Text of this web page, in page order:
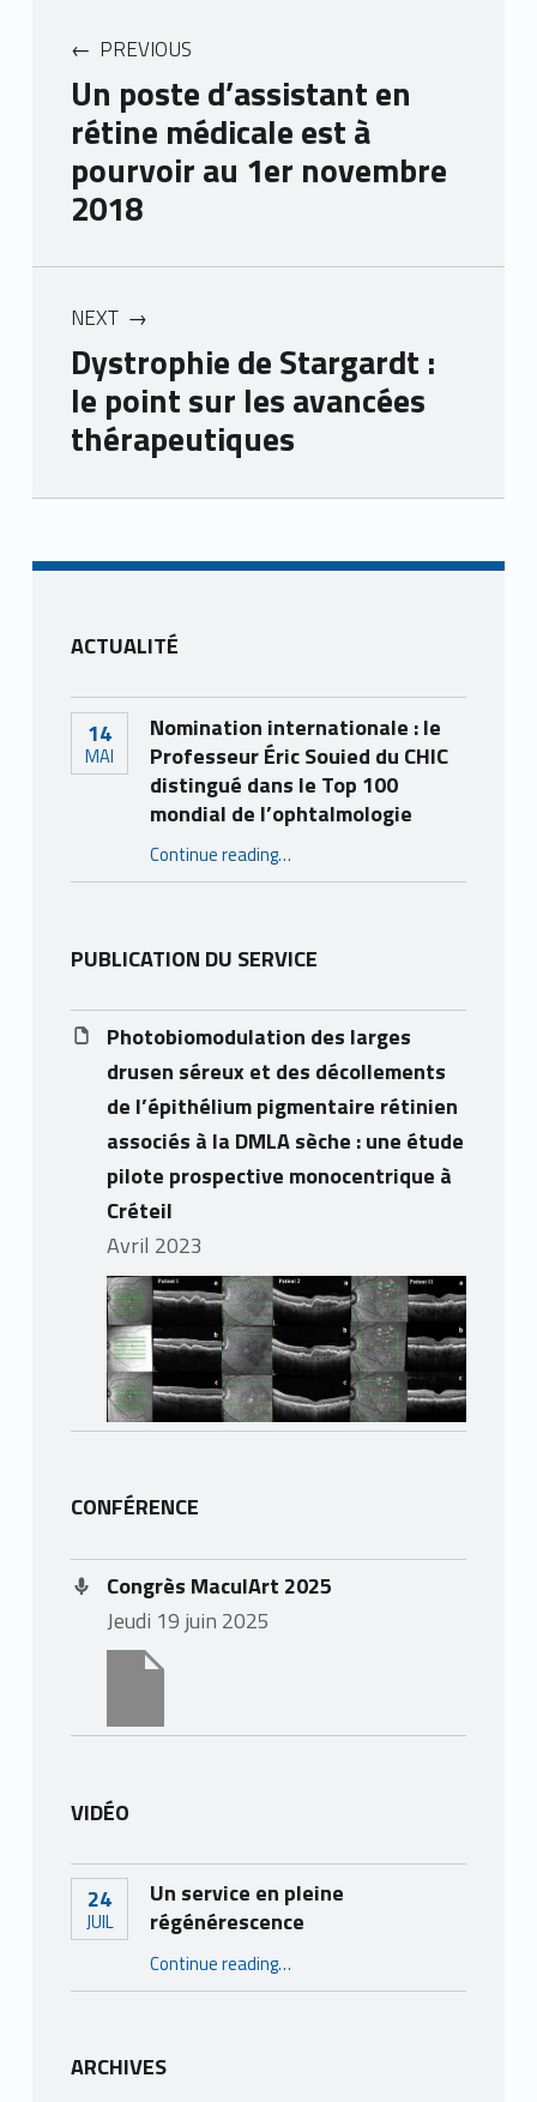
PREVIOUS
Un poste d’assistant en
rétine médicale est à
pourvoir au 1er novembre
2018
NEXT
Dystrophie de Stargardt :
le point sur les avancées
thérapeutiques
Skip back to main navigation
ACTUALITÉ
14
MAI
Nomination internationale : le
Professeur Éric Souied du CHIC
distingué dans le Top 100
mondial de l’ophtalmologie
Continue reading“Nomination internationale : le Professeur Éric Souied du CHIC distingué dans le Top 100 mondial de l’ophtalmologie”
…
PUBLICATION DU SERVICE
Photobiomodulation des larges
drusen séreux et des décollements
de l’épithélium pigmentaire rétinien
associés à la DMLA sèche : une étude
pilote prospective monocentrique à
Créteil
avril 2023
CONFÉRENCE
Congrès MaculArt 2025
jeudi 19 juin 2025
VIDÉO
24
JUIL
Un service en pleine
régénérescence
Continue reading“Un service en pleine régénérescence”
…
ARCHIVES